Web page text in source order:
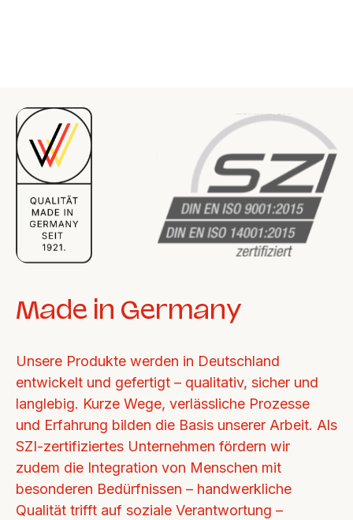
Made in Germany
Unsere Produkte werden in Deutschland
entwickelt und gefertigt – qualitativ, sicher und
langlebig. Kurze Wege, verlässliche Prozesse
und Erfahrung bilden die Basis unserer Arbeit. Als
SZI-zertifiziertes Unternehmen fördern wir
zudem die Integration von Menschen mit
besonderen Bedürfnissen – handwerkliche
Qualität trifft auf soziale Verantwortung –